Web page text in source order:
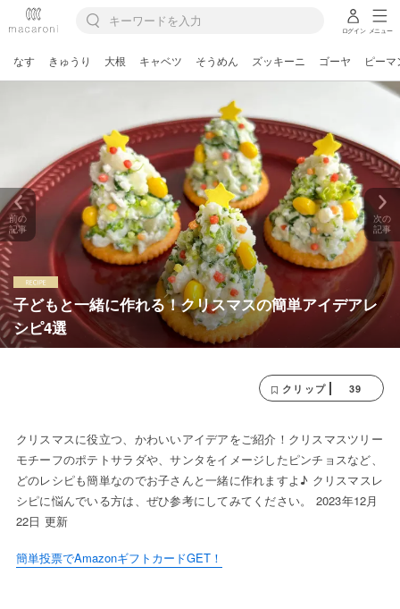
ログイン メニュー
なす きゅうり 大根 キャベツ そうめん ズッキーニ ゴーヤ ピーマ
子どもと一緒に作れる！クリスマスの簡単アイデアレ
シピ4選
前の
記事
次の
記事
クリップ 39
クリスマスに役立つ、かわいいアイデアをご紹介！クリスマスツリー
モチーフのポテトサラダや、サンタをイメージしたピンチョスなど、
どのレシピも簡単なのでお子さんと一緒に作れますよ♪ クリスマスレ
シピに悩んでいる方は、ぜひ参考にしてみてください。 2023年12月
22日 更新
簡単投票でAmazonギフトカードGET！